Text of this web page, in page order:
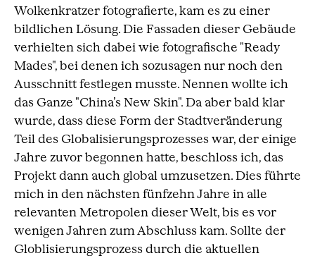
Wolkenkratzer fotografierte, kam es zu einer
bildlichen Lösung. Die Fassaden dieser Gebäude
verhielten sich dabei wie fotografische "Ready
Mades", bei denen ich sozusagen nur noch den
Ausschnitt festlegen musste. Nennen wollte ich
das Ganze "China’s New Skin". Da aber bald klar
wurde, dass diese Form der Stadtveränderung
Teil des Globalisierungsprozesses war, der einige
Jahre zuvor begonnen hatte, beschloss ich, das
Projekt dann auch global umzusetzen. Dies führte
mich in den nächsten fünfzehn Jahre in alle
relevanten Metropolen dieser Welt, bis es vor
wenigen Jahren zum Abschluss kam. Sollte der
Globlisierungsprozess durch die aktuellen